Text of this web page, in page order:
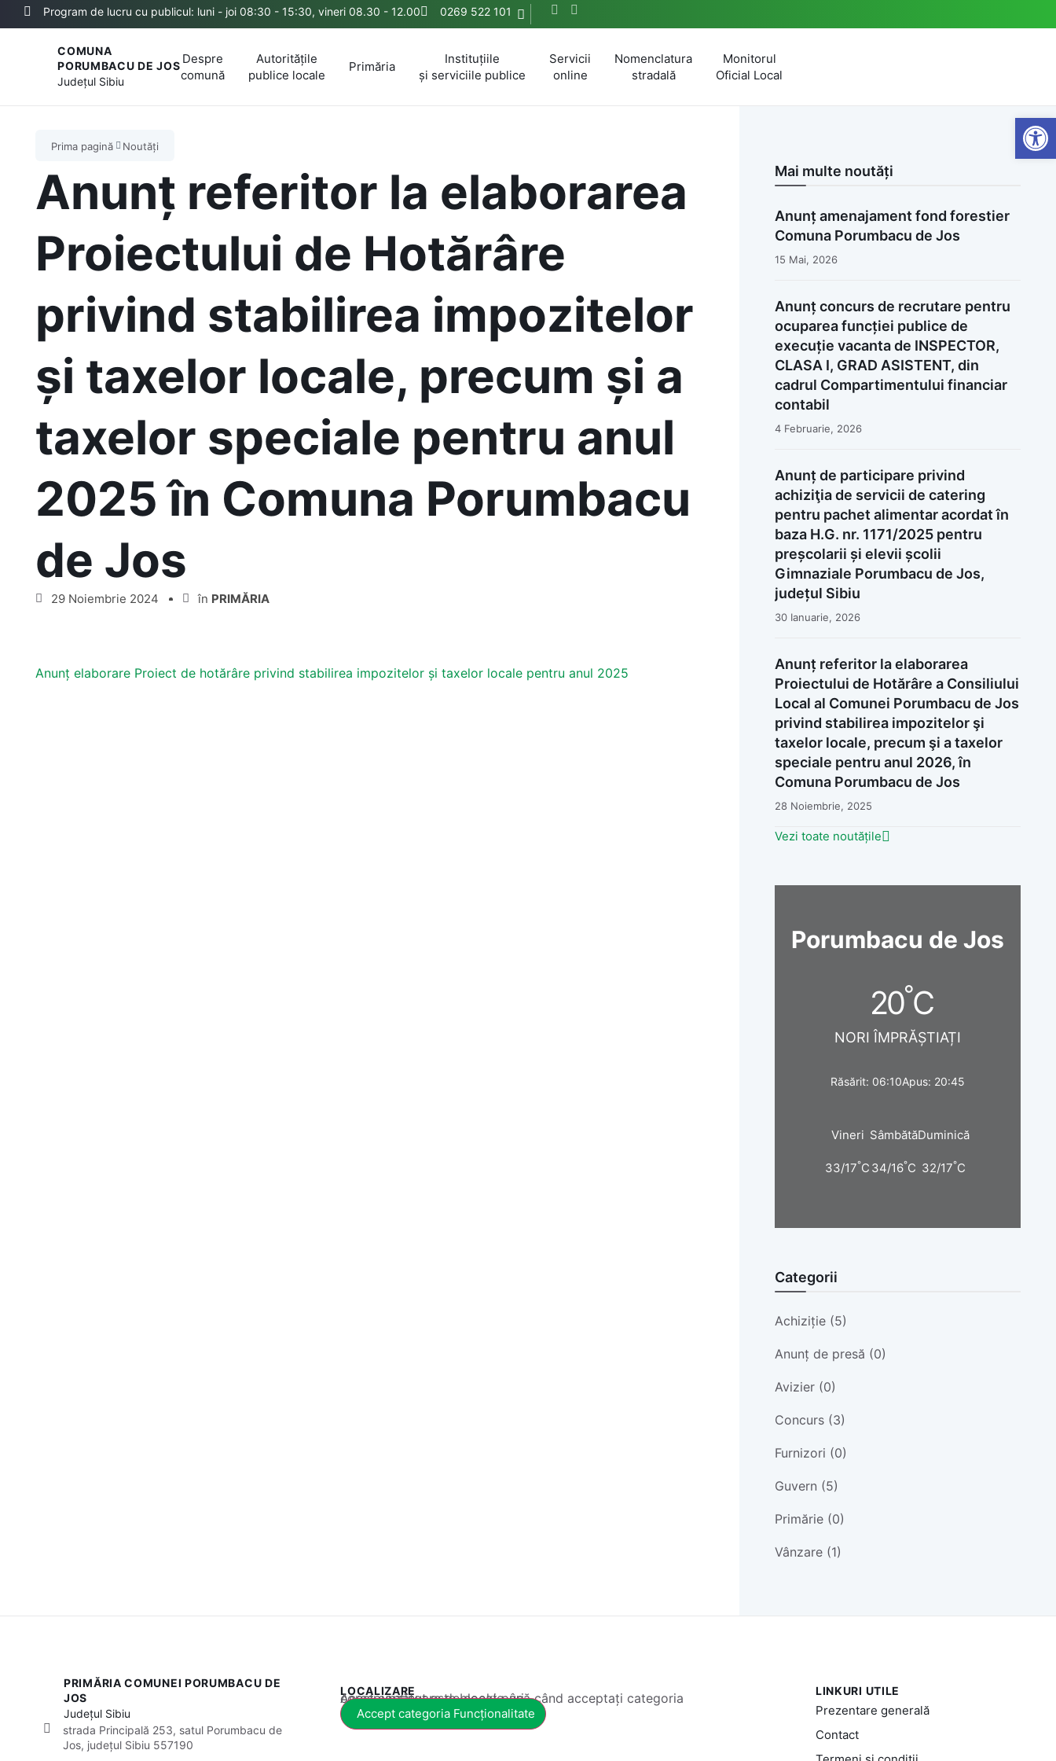
Program de lucru cu publicul: luni - joi 08:30 - 15:30, vineri 08.30 - 12.00 0269 522 101
COMUNA
PORUMBACU DE JOS
Județul Sibiu
Despre
comună
Autoritățile
publice locale
Primăria
Instituțiile
și serviciile publice
Servicii
online
Nomenclatura
stradală
Monitorul
Oficial Local
Prima pagină Noutăți
Anunț referitor la elaborarea
Proiectului de Hotărâre
privind stabilirea impozitelor
și taxelor locale, precum și a
taxelor speciale pentru anul
2025 în Comuna Porumbacu
de Jos
29 Noiembrie 2024 în PRIMĂRIA
Anunț elaborare Proiect de hotărâre privind stabilirea impozitelor și taxelor locale pentru anul 2025
Mai multe noutăți
Anunț amenajament fond forestier
Comuna Porumbacu de Jos
15 Mai, 2026
Anunț concurs de recrutare pentru
ocuparea funcției publice de
execuție vacanta de INSPECTOR,
CLASA I, GRAD ASISTENT, din
cadrul Compartimentului financiar
contabil
4 Februarie, 2026
Anunț de participare privind
achiziţia de servicii de catering
pentru pachet alimentar acordat în
baza H.G. nr. 1171/2025 pentru
preșcolarii și elevii școlii
Gimnaziale Porumbacu de Jos,
județul Sibiu
30 Ianuarie, 2026
Anunț referitor la elaborarea
Proiectului de Hotărâre a Consiliului
Local al Comunei Porumbacu de Jos
privind stabilirea impozitelor şi
taxelor locale, precum şi a taxelor
speciale pentru anul 2026, în
Comuna Porumbacu de Jos
28 Noiembrie, 2025
Vezi toate noutățile
Porumbacu de Jos
20°C
NORI ÎMPRĂȘTIAȚI
Răsărit: 06:10Apus: 20:45
Vineri
33/17°C
Sâmbătă
34/16°C
Duminică
32/17°C
Categorii
Achiziție (5)
Anunț de presă (0)
Avizier (0)
Concurs (3)
Furnizori (0)
Guvern (5)
Primărie (0)
Vânzare (1)
PRIMĂRIA COMUNEI PORUMBACU DE
JOS
Județul Sibiu
strada Principală 253, satul Porumbacu de
Jos, județul Sibiu 557190
LOCALIZARE
Acest conținut este blocat până când acceptați categoria corespunzătoare de cookie-uri.
Accept categoria Funcționalitate
LINKURI UTILE
Prezentare generală
Contact